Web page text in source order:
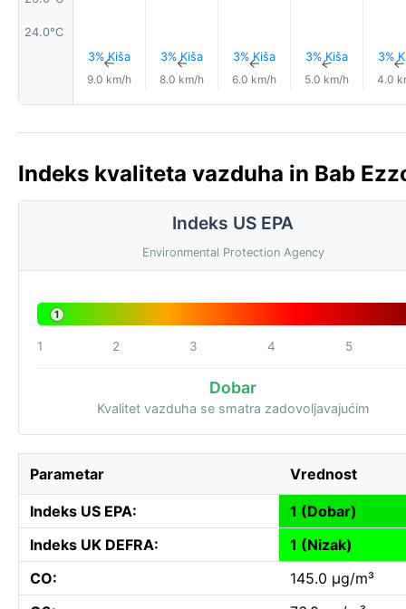
24.0°C
3% Kiša
↑
9.0 km/h
3% Kiša
↑
8.0 km/h
3% Kiša
↑
6.0 km/h
3% Kiša
↑
5.0 km/h
3%↑
4.0
Indeks kvaliteta vazduha in Bab
Indeks US EPA
Environmental Protection Agency
1
1 2 3 4 5
Dobar
Kvalitet vazduha se smatra zadovoljavajućim
Parametar Vrednost
Indeks US EPA:
1 (Dobar)
Indeks UK DEFRA:
1 (Nizak)
CO:
145.0 µg/m³